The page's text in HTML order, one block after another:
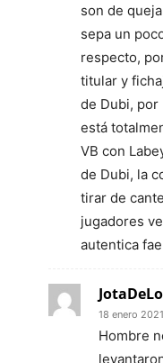
son de
sepa un
respecto,
titular y
de Dubi, por
está
VB con
de Dubi, la
tirar de
jugadores
autentica
18 enero
Hombre